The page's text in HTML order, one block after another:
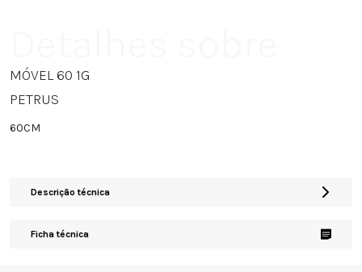
MÓVEL 60 1G
PETRUS
60CM
Descrição técnica
Ficha técnica